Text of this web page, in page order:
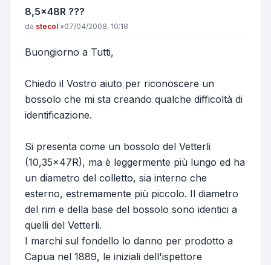
8,5x48R ???
Messaggio
da stecol »07/04/2008, 10:18
Buongiorno a Tutti,
Chiedo il Vostro aiuto per riconoscere un
bossolo che mi sta creando qualche difficoltà di
identificazione.
Si presenta come un bossolo del Vetterli
(10,35x47R), ma è leggermente più lungo ed ha
un diametro del colletto, sia interno che
esterno, estremamente più piccolo. Il diametro
del rim e della base del bossolo sono identici a
quelli del Vetterli.
I marchi sul fondello lo danno per prodotto a
Capua nel 1889, le iniziali dell'ispettore